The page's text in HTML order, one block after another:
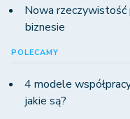
Nowa rzeczywistość
biznesie
POLECAMY
4 modele
jakie są?